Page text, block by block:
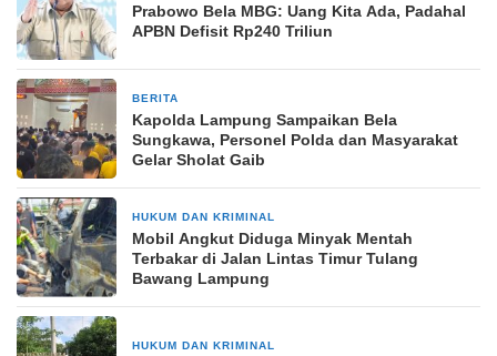
Prabowo Bela MBG: Uang Kita Ada, Padahal
APBN Defisit Rp240 Triliun
BERITA
Kapolda Lampung Sampaikan Bela
Sungkawa, Personel Polda dan Masyarakat
Gelar Sholat Gaib
HUKUM DAN KRIMINAL
Mobil Angkut Diduga Minyak Mentah
Terbakar di Jalan Lintas Timur Tulang
Bawang Lampung
HUKUM DAN KRIMINAL